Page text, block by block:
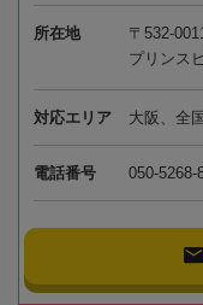
所在地
〒532-
プリンス
対応エリア 大阪、全
電話番号 050-5268-